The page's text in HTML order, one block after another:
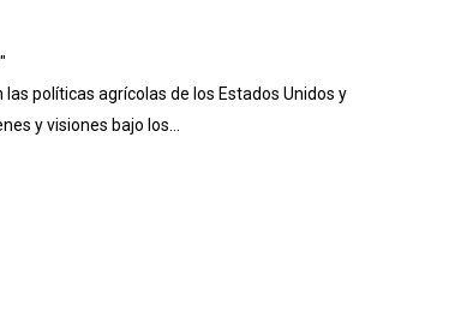
políticas agrícolas de los Estados Unidos y
y visiones bajo los...